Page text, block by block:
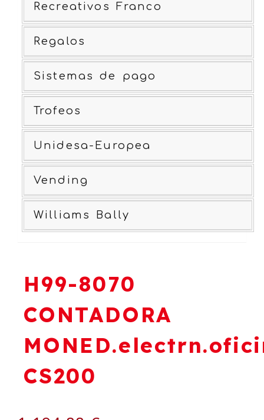
Recreativos Franco
Regalos
Sistemas de pago
Trofeos
Unidesa-Europea
Vending
Williams Bally
H99-8070
CONTADORA
CS200